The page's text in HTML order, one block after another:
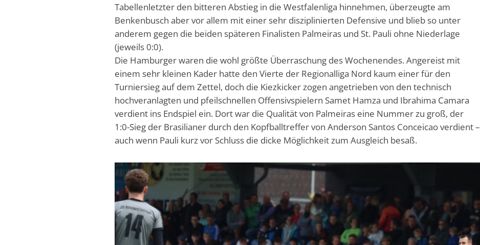
Tabellenletzter den bitteren Abstieg in die Westfalenliga hinnehmen, überzeugte am
Benkenbusch aber vor allem mit einer sehr disziplinierten Defensive und blieb so unter
anderem gegen die beiden späteren Finalisten Palmeiras und St. Pauli ohne Niederlage
(jeweils 0:0).
Die Hamburger waren die wohl größte Überraschung des Wochenendes. Angereist mit
einem sehr kleinen Kader hatte den Vierte der Regionalliga Nord kaum einer für den
Turniersieg auf dem Zettel, doch die Kiezkicker zogen angetrieben von den technisch
hochveranlagten und pfeilschnellen Offensivspielern Samet Hamza und Ibrahima Camara
verdient ins Endspiel ein. Dort war die Qualität von Palmeiras eine Nummer zu groß, der
1:0-Sieg der Brasilianer durch den Kopfballtreffer von Anderson Santos Conceicao verdient –
auch wenn Pauli kurz vor Schluss die dicke Möglichkeit zum Ausgleich besaß.